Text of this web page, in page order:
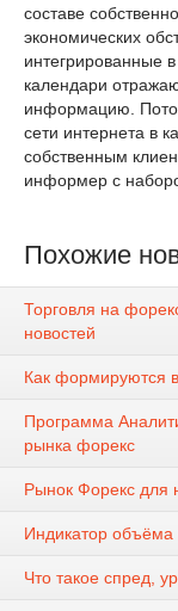
составе
экономических
интегрированные
календари
информацию.
сети интернета в
собственным
информер с
Похожие
Торговля на
новостей
Как формируются
Программа
рынка форекс
Рынок Форекс для
Индикатор объёма
Что такое спред,